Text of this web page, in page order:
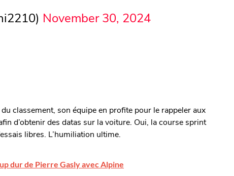
November 30, 2024
classement, son équipe en profite pour le rappeler aux
d’obtenir des datas sur la voiture. Oui, la course sprint
libres. L’humiliation ultime.
dur de Pierre Gasly avec Alpine